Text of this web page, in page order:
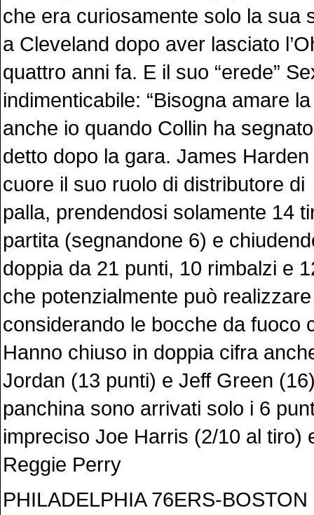
che era curiosamente solo la sua
a Cleveland dopo aver lasciato
quattro anni fa. E il suo “erede”
indimenticabile: “Bisogna amare
anche io quando Collin ha
detto dopo la gara. James
cuore il suo ruolo di distributore di
palla, prendendosi solamente 14
partita (segnandone 6) e
doppia da 21 punti, 10 rimbalzi e
che potenzialmente può
considerando le bocche da fuoco
Hanno chiuso in doppia cifra
Jordan (13 punti) e Jeff Green
panchina sono arrivati solo i 6
impreciso Joe Harris (2/10 al tiro)
Reggie Perry
PHILADELPHIA 76ERS-